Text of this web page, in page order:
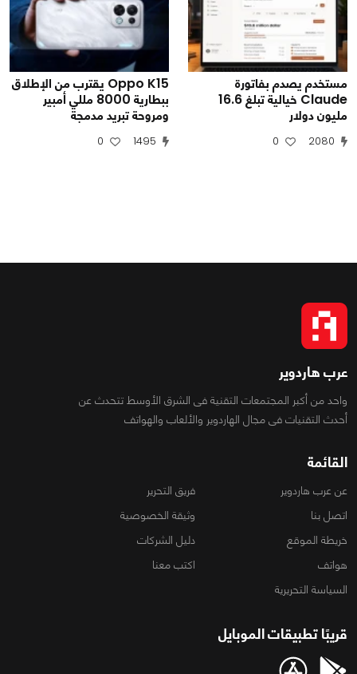
مستخدم يصدم بفاتورة
Claude خيالية تبلغ 16.6
مليون دولار
2080
0
Oppo K15 يقترب من الإطلاق
ببطارية 8000 مللي أمبير
ومروحة تبريد مدمجة
1495
0
عرب هاردوير
واحد من أكبر المجتمعات التقنية فى الشرق الأوسط تتحدث عن
أحدث التقنيات فى مجال الهاردوير والألعاب والهواتف
القائمة
عن عرب هاردوير
فريق التحرير
اتصل بنا
وثيقة الخصوصية
خريطة الموقع
دليل الشركات
هواتف
اكتب معنا
السياسة التحريرية
قريبًا تطبيقات الموبايل